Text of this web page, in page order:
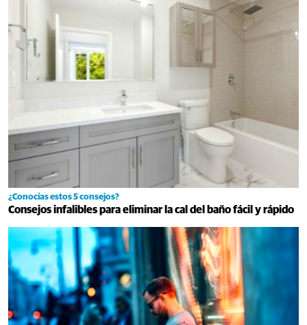
¿Conocías estos 5 consejos?
Consejos infalibles para eliminar la cal del baño fácil y rápido